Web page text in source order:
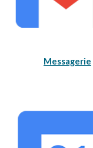
Messagerie